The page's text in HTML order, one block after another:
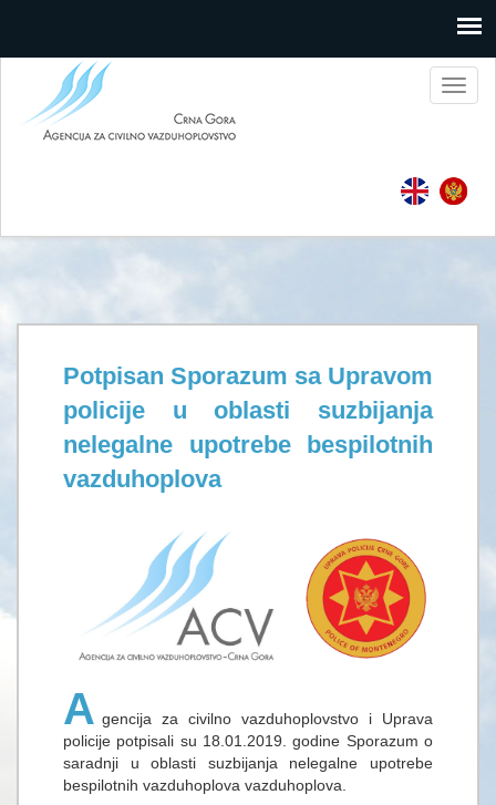
Potpisan Sporazum sa Upravom
policije u oblasti suzbijanja
nelegalne upotrebe bespilotnih
vazduhoplova
A gencija za civilno vazduhoplovstvo i Uprava
policije potpisali su 18.01.2019. godine Sporazum o
saradnji u oblasti suzbijanja nelegalne upotrebe
bespilotnih vazduhoplova vazduhoplova.